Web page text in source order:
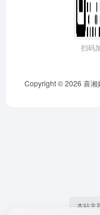
扫码
Copyright © 2026 喜湘
本站主